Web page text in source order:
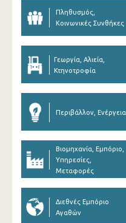
Πληθυσμός,
Κοινωνικές Συνθήκες
Γεωργία, Αλιεία,
Κτηνοτροφία
Περιβάλλον, Ενέργεια
Βιομηχανία, Εμπόριο,
Υπηρεσίες,
Μεταφορές
Διεθνές Εμπόριο
Αγαθών